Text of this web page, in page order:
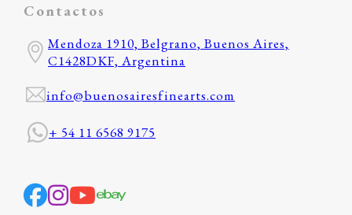
Contactos
Mendoza 1910, Belgrano, Buenos Aires,
C1428DKF, Argentina
info@buenosairesfinearts.com
+ 54 11 6568 9175